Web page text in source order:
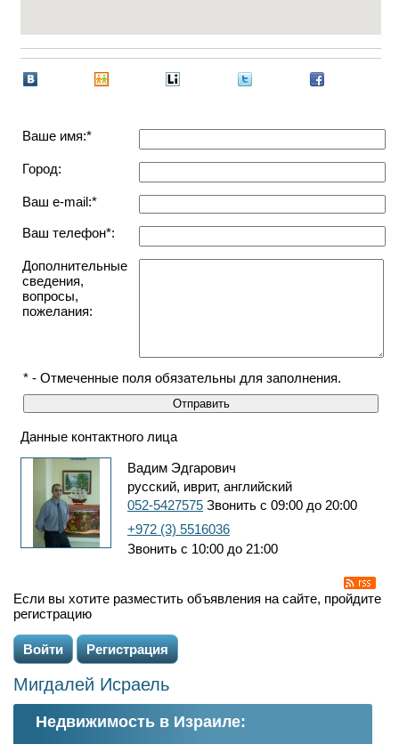
Ваше имя:*
Город:
Ваш e-mail:*
Ваш телефон*:
Дополнительные
сведения,
вопросы,
пожелания:
* - Отмеченные поля обязательны для заполнения.
Данные контактного лица
Вадим Эдгарович
русский, иврит, английский
052-5427575 Звонить с 09:00 до 20:00
+972 (3) 5516036
Звонить с 10:00 до 21:00
Если вы хотите разместить объявления на сайте, пройдите
регистрацию
Войти Регистрация
Мигдалей Исраель
Недвижимость в Израиле: